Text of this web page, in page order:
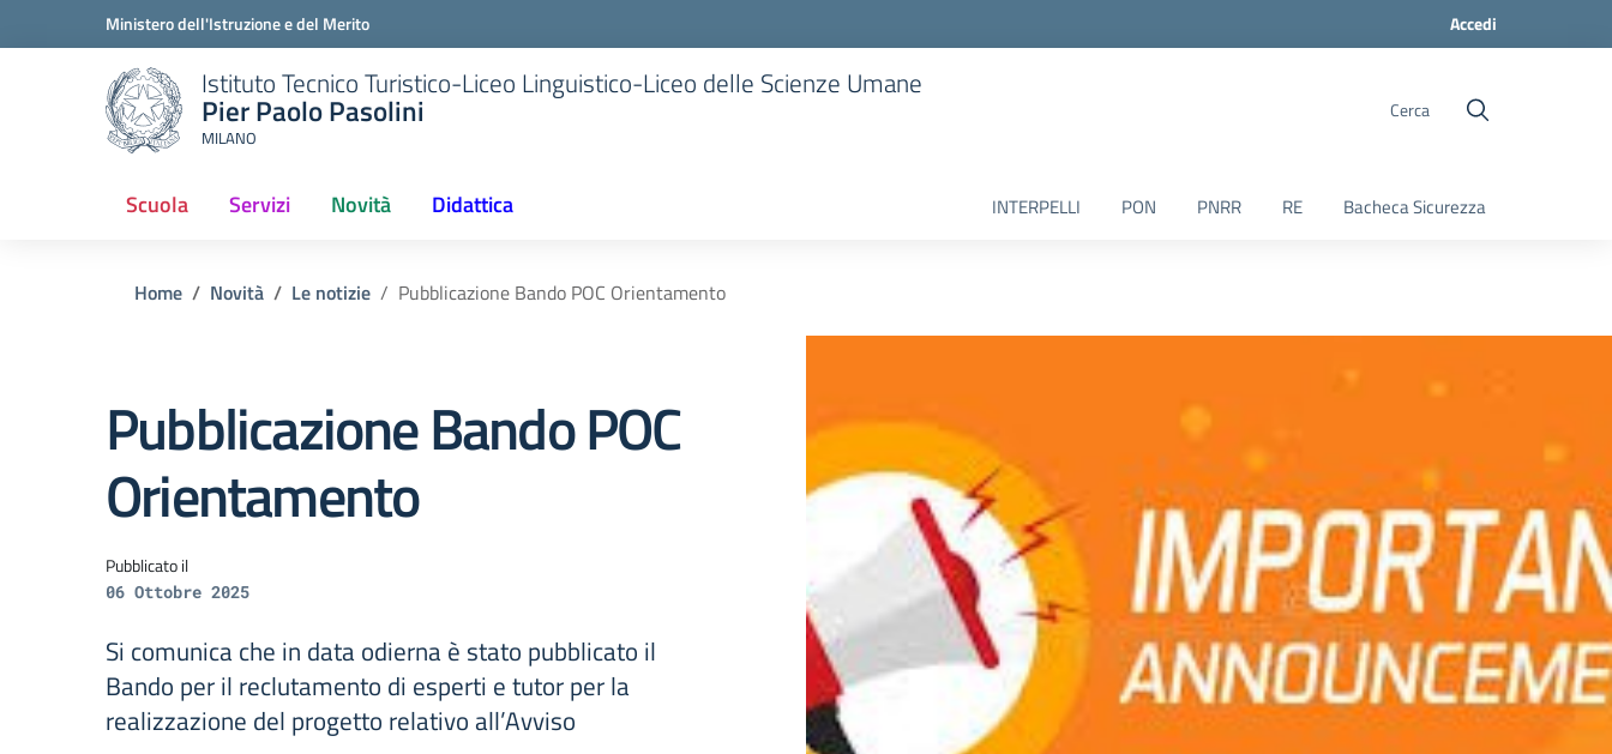
Ministero dell'Istruzione e del Merito Accedi
Istituto Tecnico Turistico-Liceo Linguistico-Liceo delle Scienze Umane
Pier Paolo Pasolini
MILANO
Cerca
Scuola
(current) Servizi Novità Didattica INTERPELLI PON PNRR RE Bacheca Sicurezza
Home Novità Le notizie Pubblicazione Bando POC Orientamento
Pubblicazione Bando POC
Orientamento
Pubblicato il
06 Ottobre 2025
Si comunica che in data odierna è stato pubblicato il
Bando per il reclutamento di esperti e tutor per la
realizzazione del progetto relativo all’Avviso